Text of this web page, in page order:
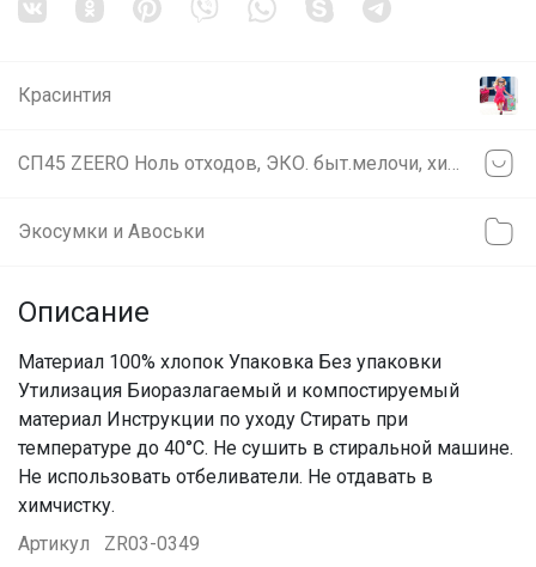
Красинтия
Экосумки и Авоськи
Описание
Материал 100% хлопок Упаковка Без упаковки
Утилизация Биоразлагаемый и компостируемый
материал Инструкции по уходу Стирать при
температуре до 40°C. Не сушить в стиральной машине.
Не использовать отбеливатели. Не отдавать в
химчистку.
Артикул
ZR03-0349